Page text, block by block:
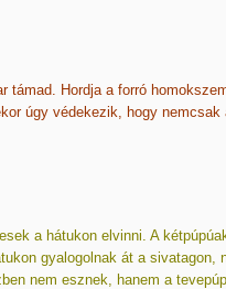
támad. Hordja a forró
úgy védekezik, hogy nemcsak
a hátukon elvinni. A
gyalogolnak át a sivatagon,
nem esznek, hanem a